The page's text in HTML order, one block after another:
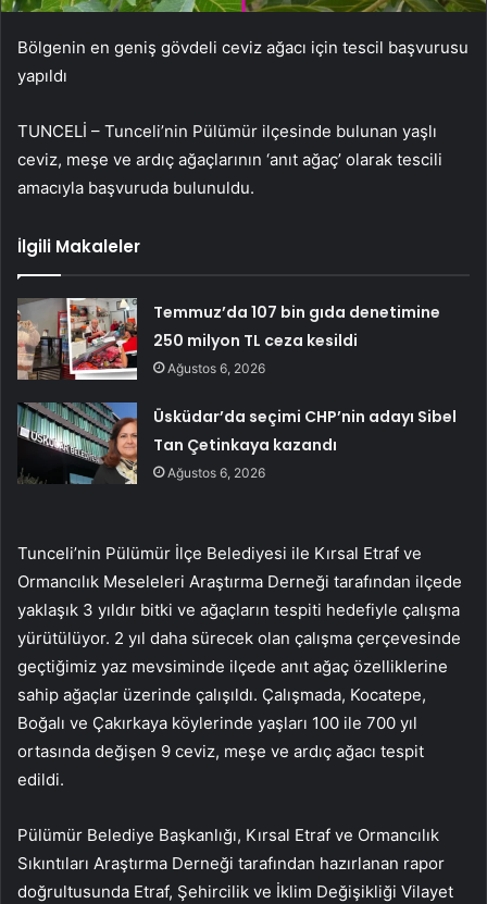
Bölgenin en geniş gövdeli ceviz ağacı için tescil başvurusu
yapıldı
TUNCELİ – Tunceli’nin Pülümür ilçesinde bulunan yaşlı
ceviz, meşe ve ardıç ağaçlarının ‘anıt ağaç’ olarak tescili
amacıyla başvuruda bulunuldu.
İlgili Makaleler
Temmuz’da 107 bin gıda denetimine
250 milyon TL ceza kesildi
Ağustos 6, 2026
Üsküdar’da seçimi CHP’nin adayı Sibel
Tan Çetinkaya kazandı
Ağustos 6, 2026
Tunceli’nin Pülümür İlçe Belediyesi ile Kırsal Etraf ve
Ormancılık Meseleleri Araştırma Derneği tarafından ilçede
yaklaşık 3 yıldır bitki ve ağaçların tespiti hedefiyle çalışma
yürütülüyor. 2 yıl daha sürecek olan çalışma çerçevesinde
geçtiğimiz yaz mevsiminde ilçede anıt ağaç özelliklerine
sahip ağaçlar üzerinde çalışıldı. Çalışmada, Kocatepe,
Boğalı ve Çakırkaya köylerinde yaşları 100 ile 700 yıl
ortasında değişen 9 ceviz, meşe ve ardıç ağacı tespit
edildi.
Pülümür Belediye Başkanlığı, Kırsal Etraf ve Ormancılık
Sıkıntıları Araştırma Derneği tarafından hazırlanan rapor
doğrultusunda Etraf, Şehircilik ve İklim Değişikliği Vilayet